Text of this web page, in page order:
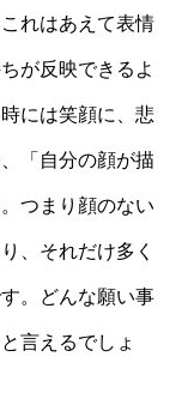
れはあえて表情
が反映できるよ
には笑顔に、悲
「自分の顔が描
つまり顔のない
、それだけ多く
。どんな願い事
言えるでしょ